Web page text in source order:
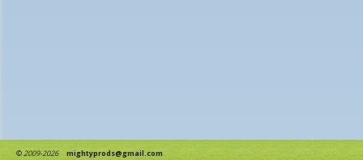
©2009-2026
mightyprods@gmail.com